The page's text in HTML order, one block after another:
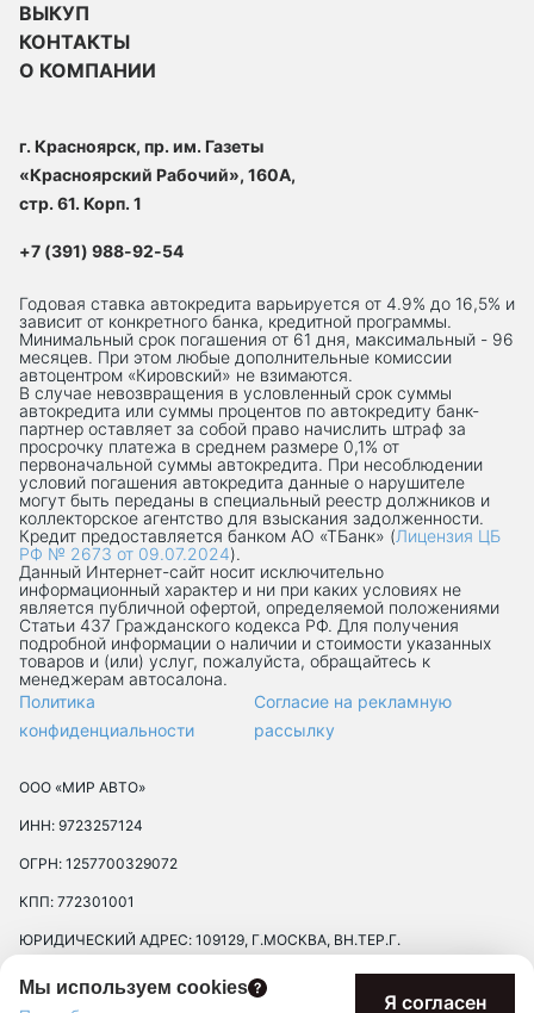
Мы используем cookies
Я согласен
ВЫКУП
КОНТАКТЫ
О КОМПАНИИ
г. Красноярск, пр. им. Газеты
«Красноярский Рабочий», 160А,
стр. 61. Корп. 1
+7 (391) 988-92-54
Годовая ставка автокредита варьируется от 4.9% до 16,5% и
зависит от конкретного банка, кредитной программы.
Минимальный срок погашения от 61 дня, максимальный - 96
месяцев. При этом любые дополнительные комиссии
автоцентром «Кировский» не взимаются.
В случае невозвращения в условленный срок суммы
автокредита или суммы процентов по автокредиту банк-
партнер оставляет за собой право начислить штраф за
просрочку платежа в среднем размере 0,1% от
первоначальной суммы автокредита. При несоблюдении
условий погашения автокредита данные о нарушителе
могут быть переданы в специальный реестр должников и
коллекторское агентство для взыскания задолженности.
Кредит предоставляется банком АО «ТБанк» (Лицензия ЦБ
РФ № 2673 от 09.07.2024).
Данный Интернет-сaйт носит исключительно
информационный характер и ни при каких условиях не
является публичной офертой, определяемой положениями
Статьи 437 Гражданского кодекса РФ. Для получения
подробной информации о наличии и стоимости указанных
товаров и (или) услуг, пожалуйста, обращайтесь к
менеджерам автосалона.
Политика
конфиденциальности
Согласие на рекламную
рассылку
ООО «МИР АВТО»
ИНН: 9723257124
ОГРН: 1257700329072
КПП: 772301001
ЮРИДИЧЕСКИЙ АДРЕС: 109129, Г.МОСКВА, ВН.ТЕР.Г.
ТЕКСТИЛЬЩИКОВ, Д. 13, К. 2, ПОМЕЩ. 17/8П